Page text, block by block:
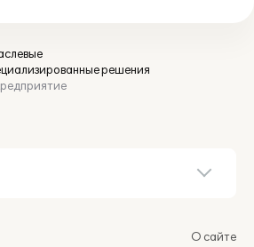
решения
О сайте